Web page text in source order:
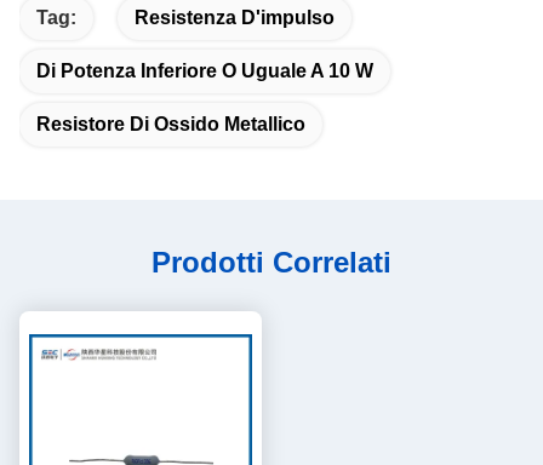
Tag: Resistenza D'impulso
Di Potenza Inferiore O Uguale A 10 W
Resistore Di Ossido Metallico
Prodotti Correlati